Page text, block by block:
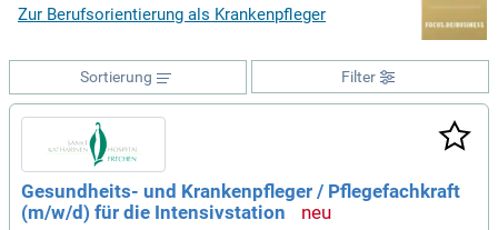
Zur Berufsorientierung als Krankenpfleger
Filter
Sortierung
Gesundheits- und Krankenpfleger / Pflegefachkraft
(m/w/d) für die Intensivstation